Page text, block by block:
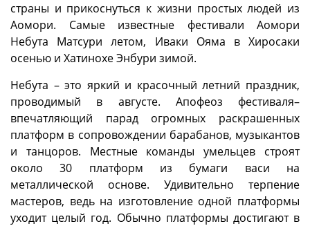
страны и прикоснуться к жизни простых людей из
Аомори. Самые известные фестивали Аомори
Небута Матсури летом, Иваки Ояма в Хиросаки
осенью и Хатинохе Энбури зимой.
Небута – это яркий и красочный летний праздник,
проводимый в августе. Апофеоз фестиваля–
впечатляющий парад огромных раскрашенных
платформ в сопровождении барабанов, музыкантов
и танцоров. Местные команды умельцев строят
около 30 платформ из бумаги васи на
металлической основе. Удивительно терпение
мастеров, ведь на изготовление одной платформы
уходит целый год. Обычно платформы достигают в